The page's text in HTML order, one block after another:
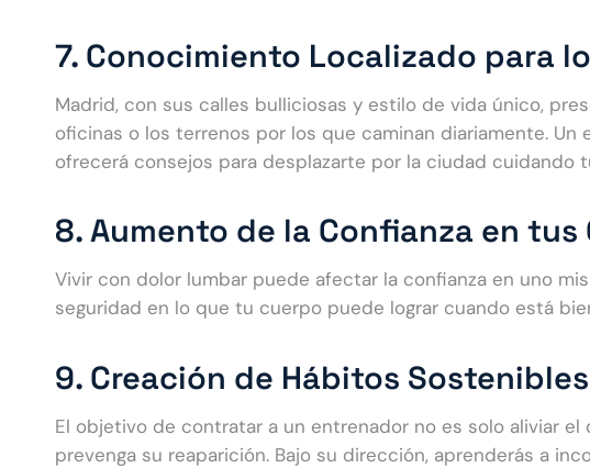
7. Conocimiento Localizado para
Madrid, con sus calles bulliciosas y estilo de vida único,
oficinas o los terrenos por los que caminan diariamente.
ofrecerá consejos para desplazarte por la ciudad cuidando
8. Aumento de la Confianza en
Vivir con dolor lumbar puede afectar la confianza en uno
seguridad en lo que tu cuerpo puede lograr cuando está
9. Creación de Hábitos Sostenibles
El objetivo de contratar a un entrenador no es solo aliviar
prevenga su reaparición. Bajo su dirección, aprenderás a